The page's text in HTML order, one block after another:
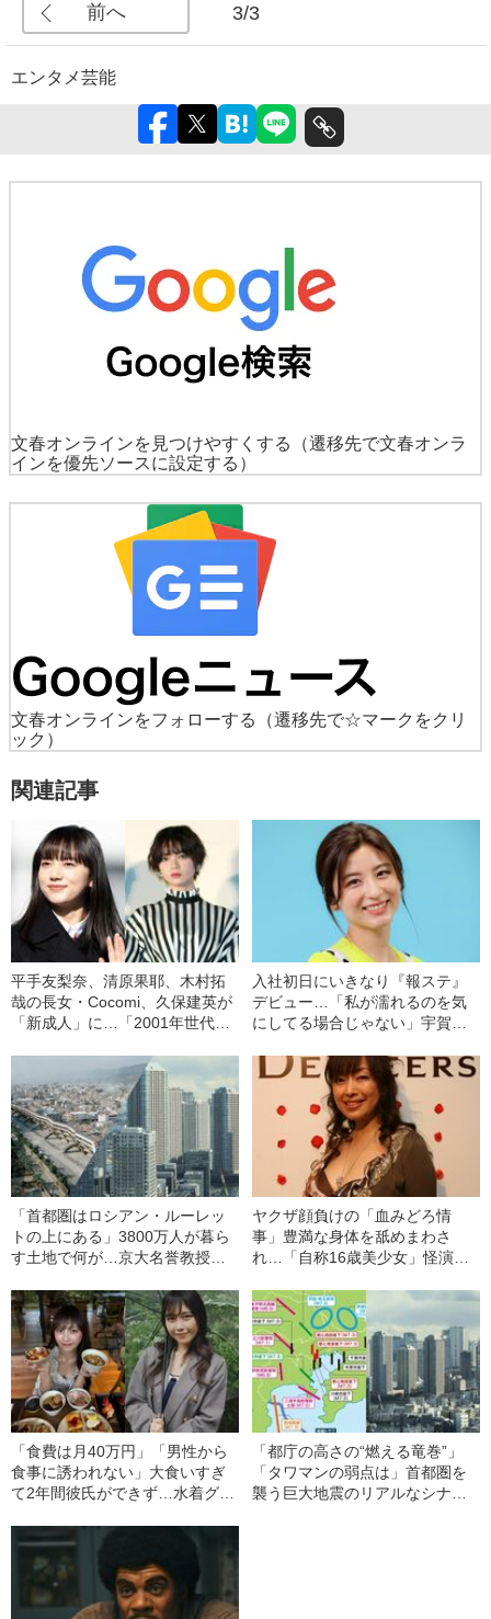
前へ 3/3
エンタメ芸能
文春オンラインを見つけやすくする
（遷移先で文春オンラ
インを優先ソースに設定する）
文春オンラインをフォローする
（遷移先で☆マークをクリ
ック）
関連記事
平手友梨奈、清原果耶、木村拓
哉の長女・Cocomi、久保建英が
「新成人」に…「2001年世代」
入社初日にいきなり『報ステ』
デビュー…「私が濡れるのを気
にしてる場合じゃない」宇賀な
高の瞬間”
「首都圏はロシアン・ルーレッ
トの上にある」3800万人が暮ら
す土地で何が…京大名誉教授が
カニズム
ヤクザ顔負けの「血みどろ情
事」豊満な身体を舐めまわさ
れ…「自称16歳美少女」怪演
ぎる“熟れ方”
「食費は月40万円」「男性から
食事に誘われない」大食いすぎ
て2年間彼氏ができず…水着グラ
女子（24）が語る、驚愕の食生
「都庁の高さの“燃える竜巻”」
「タワマンの弱点は」首都圏を
襲う巨大地震のリアルなシナリ